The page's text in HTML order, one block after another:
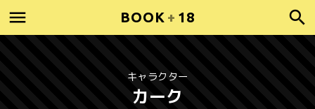
BOOK + 18
キャラクター
カーク